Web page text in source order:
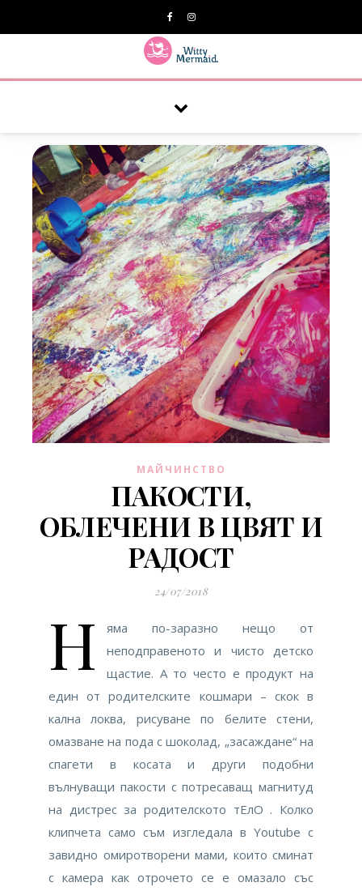
МАЙЧИНСТВО
ПАКОСТИ,
ОБЛЕЧЕНИ В ЦВЯТ И
РАДОСТ
24/07/2018
Н
яма по-заразно нещо от
неподправеното и чисто детско
щастие. А то често е продукт на
един от родителските кошмари – скок в
кална локва, рисуване по белите стени,
омазване на пода с шоколад, „засаждане“ на
спагети в косата и други подобни
вълнуващи пакости с потресаващ магнитуд
на дистрес за родителското тЕлО . Колко
клипчета само съм изгледала в Youtube с
завидно омиротворени мами, които сминат
с камера как отрочето се е омазало със